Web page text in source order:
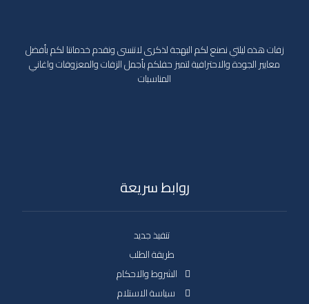
زفات هذه ليلتي نصنع لكم البهجة لذكرى لاتنسى ونقدم خدماتنا لكم بأفضل
معايير الجودة والاحترافية لتميز حفلكم بأجمل الزفات والمعزوفات واغاني
المناسبات
روابط سريعة
تنفيذ جديد
طريقة الطلب
الشروط والاحكام
سياسة الاستلام